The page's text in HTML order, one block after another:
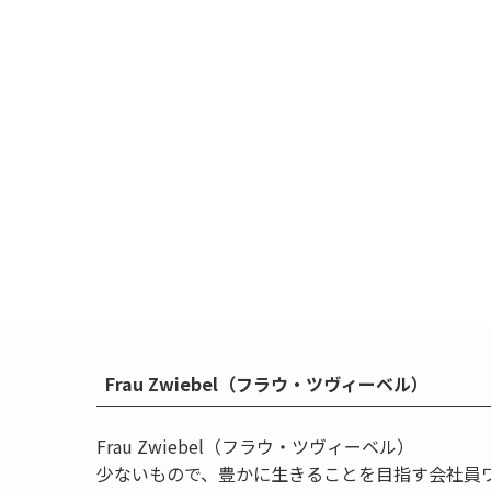
Frau Zwiebel（フラウ・ツヴィーベル）
Frau Zwiebel（フラウ・ツヴィーベル）
少ないもので、豊かに生きることを目指す会社員